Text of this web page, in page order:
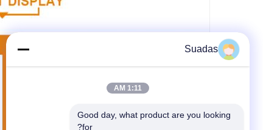
Suadas
1:11 AM
Good day, what product are you looking
for?